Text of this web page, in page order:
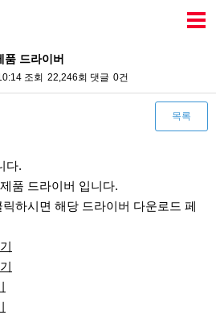
드라이버
조회 22,246회 댓글 0건
목록
다.
품 드라이버 입니다.
하시면 해당 드라이버 다운로드 페